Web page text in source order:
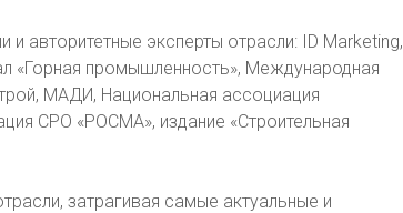
авторитетные эксперты отрасли: ID Marketing,
«Горная промышленность», Международная
МАДИ, Национальная ассоциация
СРО «РОСМА», издание «Строительная
затрагивая самые актуальные и